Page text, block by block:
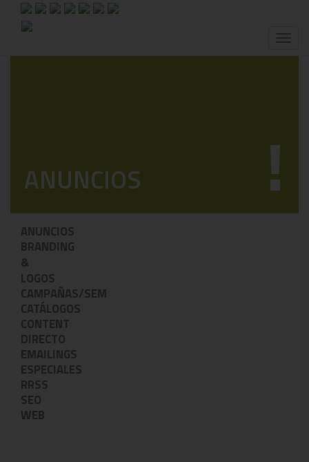
Toggle
!
ANUNCIOS
ANUNCIOS
BRANDING
&
LOGOS
CAMPAÑAS/SEM
CATÁLOGOS
CONTENT
DIRECTO
EMAILINGS
ESPECIALES
RRSS
SEO
WEB